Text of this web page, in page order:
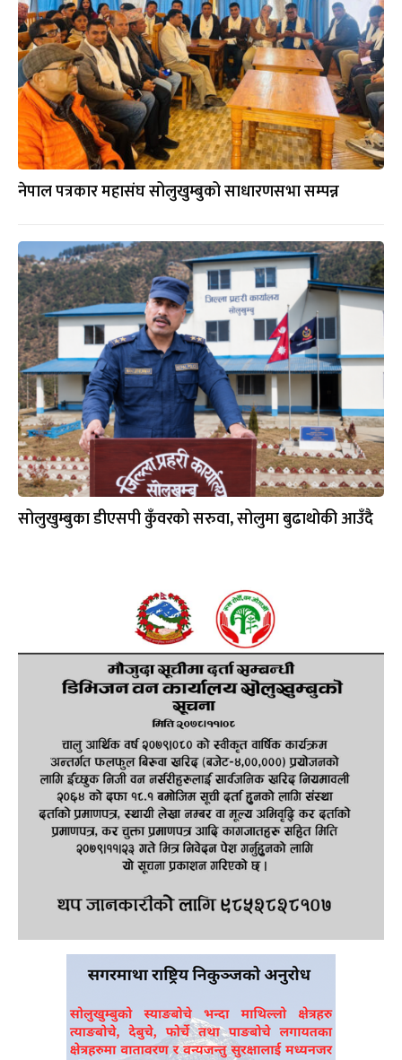
नेपाल पत्रकार महासंघ सोलुखुम्बुको साधारणसभा सम्पन्न
सोलुखुम्बुका डीएसपी कुँवरको सरुवा, सोलुमा बुढाथोकी आउँदै